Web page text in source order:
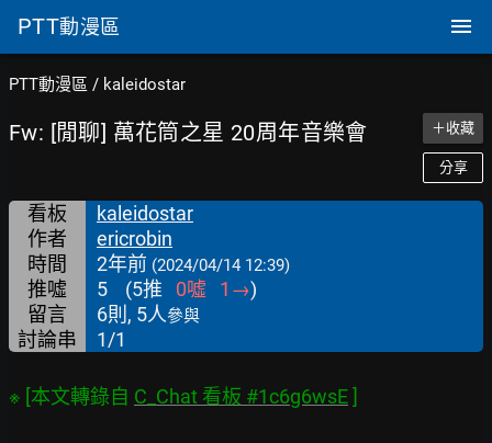
PTT動漫區
PTT動漫區 / kaleidostar
Fw: [閒聊] 萬花筒之星 20周年音樂會 ＋收藏
分享
看板
kaleidostar
作者
ericrobin
時間
2年前 (2024/04/14 12:39)
推噓 5 (5推 0噓 1 →)
留言
6則, 5人參與
討論串 1/1
※ [本文轉錄自 C_Chat 看板 #1c6g6wsE